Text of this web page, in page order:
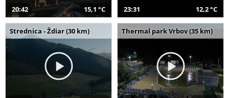
20:42 15,1 °C 23:31 12,2 °C
Strednica - Ždiar (30 km) Thermal park Vrbov (35 km)